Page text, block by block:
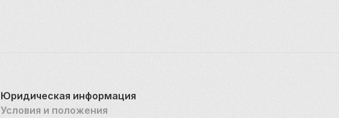
Юридическая информация
Условия и положения